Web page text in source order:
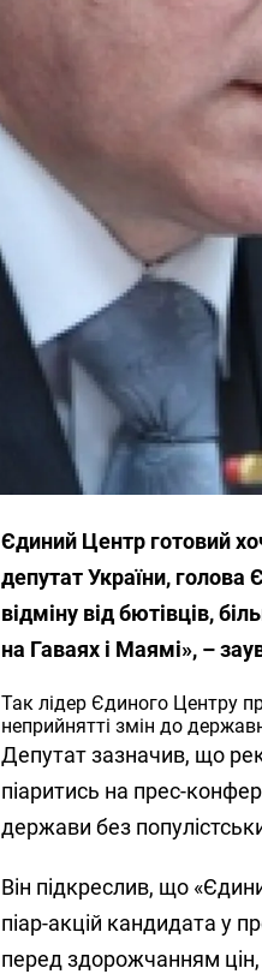
Єдиний Центр готовий
депутат України, голова
відміну від бютівців,
на Гаваях і Маямі», –
Так лідер Єдиного Центру
неприйнятті змін до
Депутат зазначив, що
піаритись на прес-
держави без
Він підкреслив, що
піар-акцій кандидата у
перед здорожчанням